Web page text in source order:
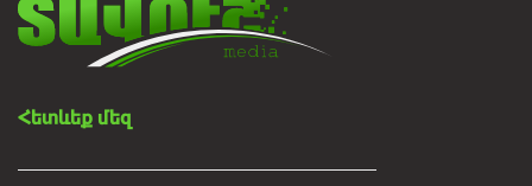
Հետևեք մեզ